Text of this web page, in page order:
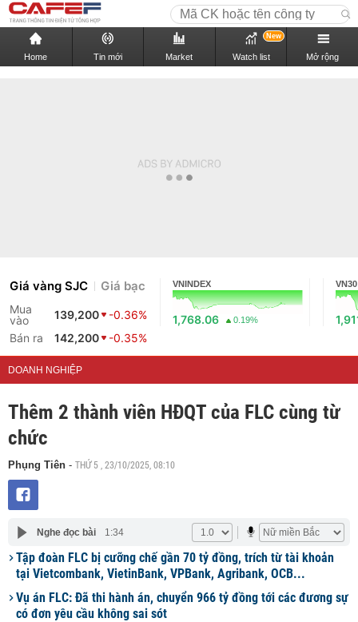
Home Tin mới Market Watch list
New
Mở rộng
Giá vàng SJC Giá bạc
Mua
vào
139,200
-0.36%
Bán ra
142,200 -0.35%
VNINDEX
1,768.06 0.19%
VN30
DOANH NGHIỆP
Thêm 2 thành viên HĐQT của FLC cùng từ
chức
Phụng Tiên - THỨ 5 , 23/10/2025, 08:10
Nghe đọc bài 1:34
Tập đoàn FLC bị cưỡng chế gần 70 tỷ đồng, trích từ tài khoản
tại Vietcombank, VietinBank, VPBank, Agribank, OCB...
Vụ án FLC: Đã thi hành án, chuyển 966 tỷ đồng tới các đương sự
có đơn yêu cầu không sai sót